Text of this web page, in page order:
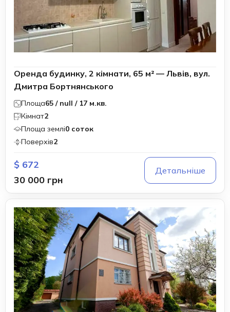
Оренда будинку, 2 кімнати, 65 м² — Львів, вул.
Дмитра Бортнянського
Площа65 / null / 17 м.кв.
Кімнат2
Площа землі0 соток
Поверхів2
$ 672
30 000 грн
Детальніше